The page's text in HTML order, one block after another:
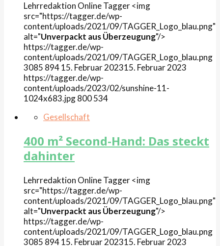
Lehrredaktion OnlineTagger<img
src="https://tagger.de/wp-
content/uploads/2021/09/TAGGER_Logo_blau.png"
alt="Unverpackt aus Überzeugung"/>
https://tagger.de/wp-
content/uploads/2021/09/TAGGER_Logo_blau.png
3085 89415. Februar 202315. Februar 2023
https://tagger.de/wp-
content/uploads/2023/02/sunshine-11-
1024x683.jpg800534
Gesellschaft
400 m² Second-Hand: Das steckt
dahinter
Lehrredaktion OnlineTagger<img
src="https://tagger.de/wp-
content/uploads/2021/09/TAGGER_Logo_blau.png"
alt="Unverpackt aus Überzeugung"/>
https://tagger.de/wp-
content/uploads/2021/09/TAGGER_Logo_blau.png
3085 89415. Februar 202315. Februar 2023